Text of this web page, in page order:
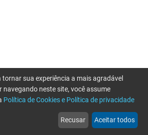
web
Notícias
more_horiz
Mais
sua experiência a mais agradável
navegando neste site, você assume
Política de Cookies e Política de privacidade
Recusar Aceitar todos
por favor tente novamente